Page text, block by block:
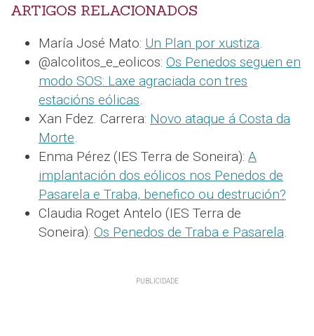
ARTIGOS RELACIONADOS
María José Mato: Un Plan por xustiza.
@alcolitos_e_eolicos: Os Penedos seguen en
modo SOS: Laxe agraciada con tres
estacións eólicas.
Xan Fdez. Carrera: Novo ataque á Costa da
Morte.
Enma Pérez (IES Terra de Soneira): A
implantación dos eólicos nos Penedos de
Pasarela e Traba, benefico ou destrución?
Claudia Roget Antelo (IES Terra de
Soneira): Os Penedos de Traba e Pasarela.